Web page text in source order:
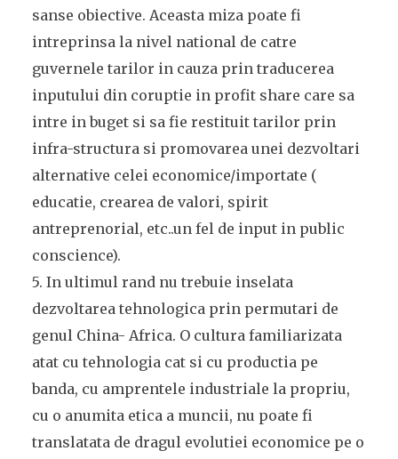
sanse obiective. Aceasta miza poate fi
intreprinsa la nivel national de catre
guvernele tarilor in cauza prin traducerea
inputului din coruptie in profit share care sa
intre in buget si sa fie restituit tarilor prin
infra-structura si promovarea unei dezvoltari
alternative celei economice/importate (
educatie, crearea de valori, spirit
antreprenorial, etc..un fel de input in public
conscience).
5. In ultimul rand nu trebuie inselata
dezvoltarea tehnologica prin permutari de
genul China- Africa. O cultura familiarizata
atat cu tehnologia cat si cu productia pe
banda, cu amprentele industriale la propriu,
cu o anumita etica a muncii, nu poate fi
translatata de dragul evolutiei economice pe o